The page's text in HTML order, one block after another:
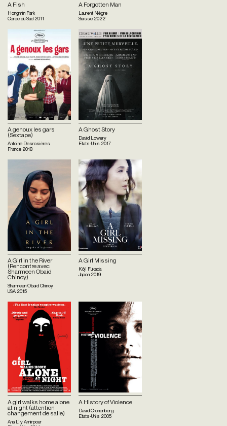
A Fish
Hongmin Park
Corée du Sud 2011
A Forgotten Man
Laurent Nègre
Suisse 2022
A genoux les gars
(Sextape)
Antoine Desrosières
France 2018
A Ghost Story
David Lowery
Etats-Unis 2017
A Girl in the River
(Rencontre avec
Sharmeen Obaid
Chinoy)
Sharmeen Obaid Chinoy
USA 2015
A Girl Missing
Kôji Fukada
Japon 2019
A girl walks home alone
at night (attention
changement de salle)
Ana Lily Amirpour
A History of Violence
David Cronenberg
Etats-Unis 2005